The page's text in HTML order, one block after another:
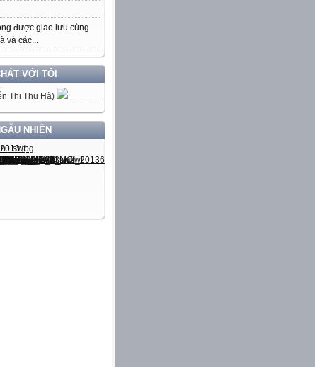
được giao lưu cùng
và các...
VỚI TÔI
Thị Thu Hà)
NHIÊN